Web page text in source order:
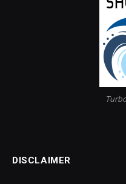
DISCLAIMER